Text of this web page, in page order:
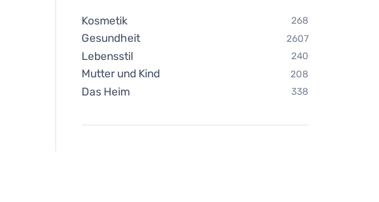
Kosmetik 268
Gesundheit 2607
Lebensstil 240
Mutter und Kind 208
Das Heim 338